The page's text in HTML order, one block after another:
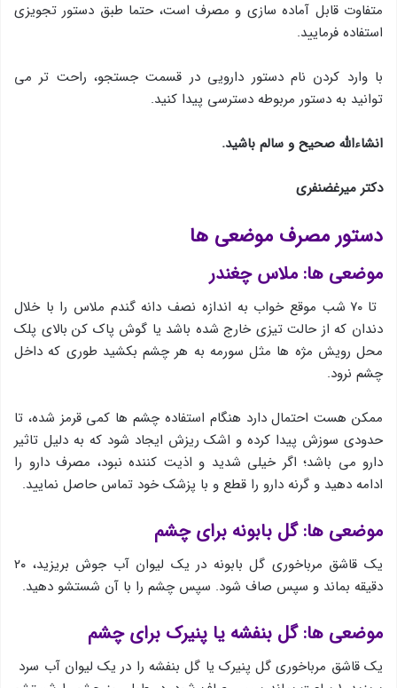
متفاوت قابل آماده سازی و مصرف است، حتما طبق دستور تجویزی
استفاده فرمایید.
با وارد کردن نام دستور دارویی در قسمت جستجو، راحت تر می
توانید به دستور مربوطه دسترسی پیدا کنید.
انشاءالله صحیح و سالم باشید.
دکتر میرغضنفری
دستور مصرف موضعی ها
موضعی ها: ملاس چغندر
تا ۷۰ شب موقع خواب به اندازه نصف دانه گندم ملاس را با خلال
دندان که از حالت تیزی خارج شده باشد یا گوش پاک کن بالای پلک
محل رویش مژه ها مثل سورمه به هر چشم بکشید طوری که داخل
چشم نرود.
ممکن هست احتمال دارد هنگام استفاده چشم ها کمی قرمز شده، تا
حدودی سوزش پیدا کرده و اشک ریزش ایجاد شود که به دلیل تاثیر
دارو می باشد؛ اگر خیلی شدید و اذیت کننده نبود، مصرف دارو را
ادامه دهید و گرنه دارو را قطع و با پزشک خود تماس حاصل نمایید.
موضعی ها: گل بابونه برای چشم
یك قاشق مرباخوری گل بابونه در یك لیوان آب جوش بریزید، ۲۰
دقیقه بماند و سپس صاف شود. سپس چشم را با آن شستشو دهید.
موضعی ها: گل بنفشه یا پنیرک برای چشم
یك قاشق مرباخوری گل پنیرك یا گل بنفشه را در یك لیوان آب سرد